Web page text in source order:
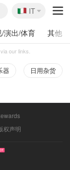
🇮🇹
IT
演出/体育 其他
our links.
器 日用杂货
权声明